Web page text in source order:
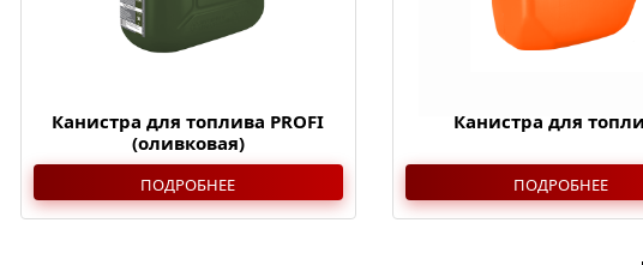
Канистра для топлива PROFI
(оливковая)
ПОДРОБНЕЕ
Канистра для
ПОДРОБНЕЕ